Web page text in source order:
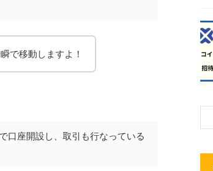
で移動しますよ！
口座開設し、取引も行なっている